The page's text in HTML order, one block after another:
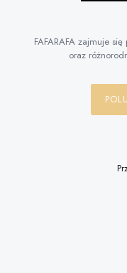
FAFARAFA zajmuje
oraz